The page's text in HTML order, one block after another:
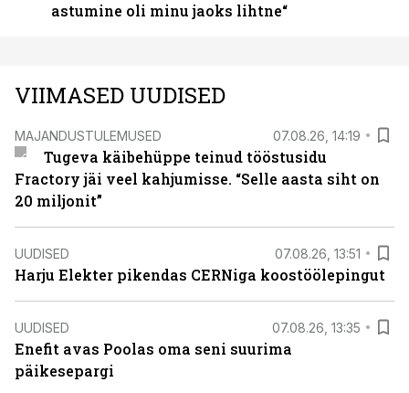
astumine oli minu jaoks lihtne“
VIIMASED UUDISED
MAJANDUSTULEMUSED 07.08.26, 14:19
Tugeva käibehüppe teinud tööstusidu
Fractory jäi veel kahjumisse. “Selle aasta siht on
20 miljonit”
UUDISED 07.08.26, 13:51
Harju Elekter pikendas CERNiga koostöölepingut
UUDISED 07.08.26, 13:35
Enefit avas Poolas oma seni suurima
päikesepargi